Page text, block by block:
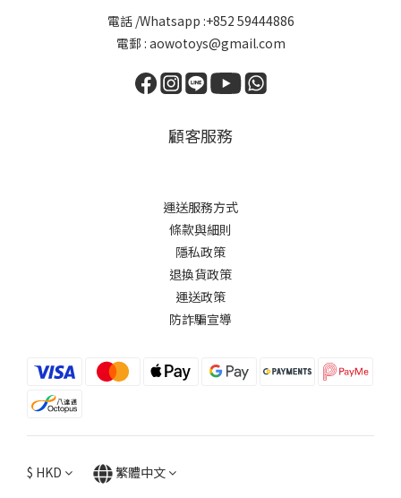
電話 /Whatsapp :+852 59444886
電郵 : aowotoys@gmail.com
顧客服務
運送服務方式
條款與細則
隱私政策
退換貨政策
運送政策
防詐騙宣導
$ HKD 繁體中文